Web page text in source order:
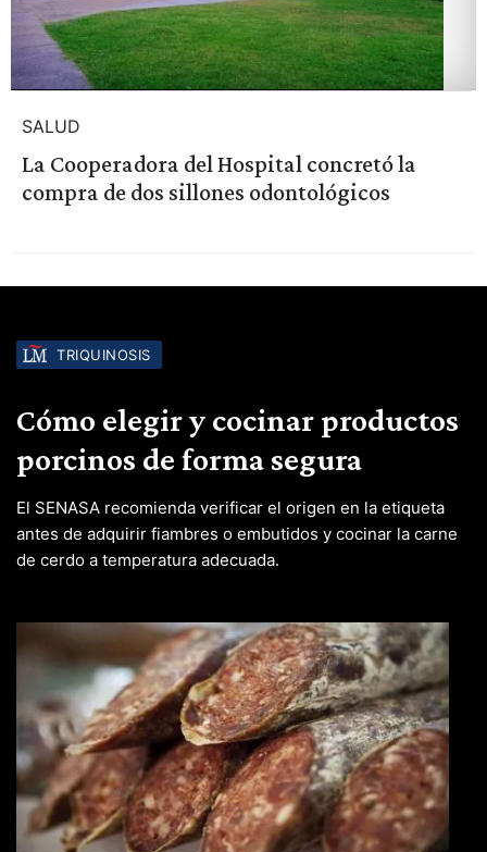
SALUD
La Cooperadora del Hospital concretó la
compra de dos sillones odontológicos
TRIQUINOSIS
Cómo elegir y cocinar productos
porcinos de forma segura
El SENASA recomienda verificar el origen en la etiqueta
antes de adquirir fiambres o embutidos y cocinar la carne
de cerdo a temperatura adecuada.